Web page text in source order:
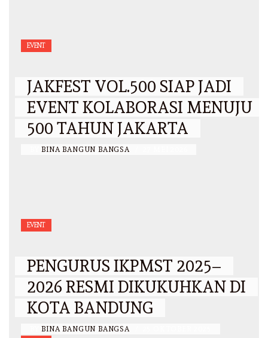
EVENT
JAKFEST VOL.500 SIAP JADI
EVENT KOLABORASI MENUJU
500 TAHUN JAKARTA
BINA BANGUN BANGSA
EVENT
PENGURUS IKPMST 2025–
2026 RESMI DIKUKUHKAN DI
KOTA BANDUNG
BINA BANGUN BANGSA